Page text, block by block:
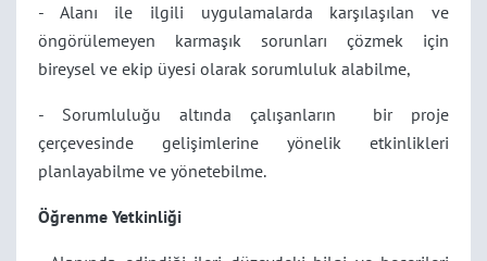
- Alanı ile ilgili uygulamalarda karşılaşılan ve
öngörülemeyen karmaşık sorunları çözmek için
bireysel ve ekip üyesi olarak sorumluluk alabilme,
- Sorumluluğu altında çalışanların bir proje
çerçevesinde gelişimlerine yönelik etkinlikleri
planlayabilme ve yönetebilme.
Öğrenme Yetkinliği